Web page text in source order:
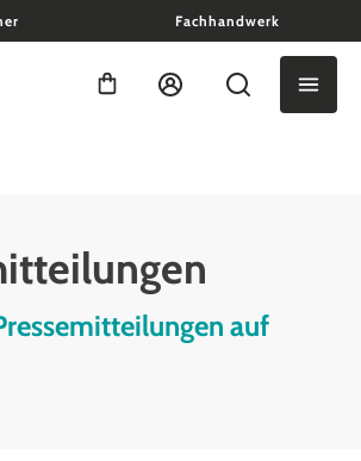
Fachhandwerk
Warenkorb enthält 0
auf